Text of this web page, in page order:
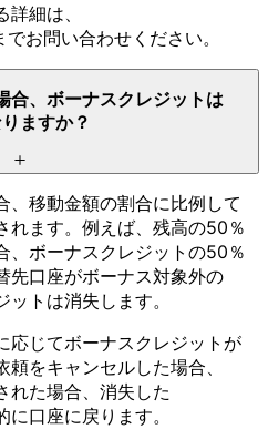
詳細は、
でお問い合わせください。
合、 ボーナスクレジットは
ますか？
、 移動金額の割合に比例して
れます。 例えば、 残高の50％
、 ボーナスクレジットの50％
先口座がボーナス対象外の
ットは消失します。
応じてボーナスクレジットが
頼をキャンセルした場合、
れた場合、 消失した
に口座に戻ります。